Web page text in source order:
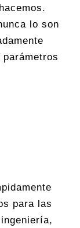
lo son
para las